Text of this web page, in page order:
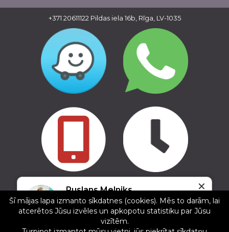
Copyright © 2016 - 2026, SIA Corelem Group
Mājas lapas izstrāde WEBstyle.lv
+371 20611122Pildas iela 16b, Rīga, LV-1035
Ruslans Melniks
5/5
16.12.2024
✕
Šī mājas lapa izmanto sīkdatnes (cookies). Mēs to darām, lai
atcerētos Jūsu izvēles un apkopotu statistiku par Jūsu
vizītēm.